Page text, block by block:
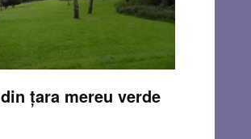
7 COMMENTS
țara mereu verde